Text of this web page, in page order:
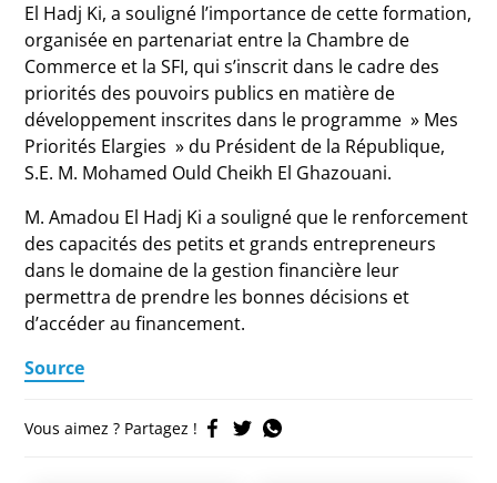
El Hadj Ki, a souligné l’importance de cette formation,
organisée en partenariat entre la Chambre de
Commerce et la SFI, qui s’inscrit dans le cadre des
priorités des pouvoirs publics en matière de
développement inscrites dans le programme » Mes
Priorités Elargies » du Président de la République,
S.E. M. Mohamed Ould Cheikh El Ghazouani.
M. Amadou El Hadj Ki a souligné que le renforcement
des capacités des petits et grands entrepreneurs
dans le domaine de la gestion financière leur
permettra de prendre les bonnes décisions et
d’accéder au financement.
Source
Vous aimez ? Partagez !